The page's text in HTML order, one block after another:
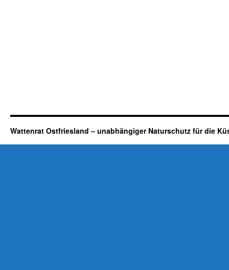
Wattenrat Ostfriesland – unabhängiger Naturschutz für die